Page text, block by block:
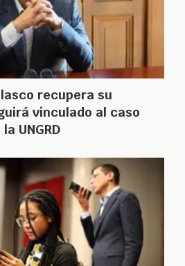
recupera su
vinculado al caso
UNGRD